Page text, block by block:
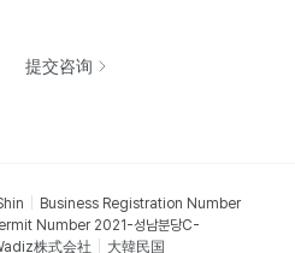
提交咨询
Business Registration Number
Number 2021-성남분당C-
株式会社 大韓民国